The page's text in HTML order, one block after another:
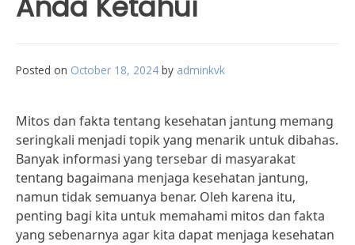
Posted on October 18, 2024 by adminkvk
Mitos dan fakta tentang kesehatan jantung memang
seringkali menjadi topik yang menarik untuk dibahas.
Banyak informasi yang tersebar di masyarakat
tentang bagaimana menjaga kesehatan jantung,
namun tidak semuanya benar. Oleh karena itu,
penting bagi kita untuk memahami mitos dan fakta
yang sebenarnya agar kita dapat menjaga kesehatan